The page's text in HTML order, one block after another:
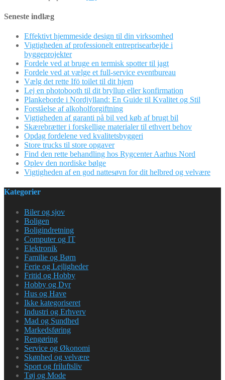
Seneste indlæg
Effektivt hjemmeside design til din virksomhed
Vigtigheden af professionelt entreprisearbejde i
byggeprojekter
Fordele ved at bruge en termisk spotter til jagt
Fordele ved at vælge et full-service eventbureau
Vælg det rette Ifö toilet til dit hjem
Lej en photobooth til dit bryllup eller konfirmation
Plankeborde i Nordjylland: En Guide til Kvalitet og Stil
Forståelse af alkoholforgiftning
Vigtigheden af garanti på bil ved køb af brugt bil
Skærebrætter i forskellige materialer til ethvert behov
Opdag fordelene ved kvalitetsbyggeri
Store trucks til store opgaver
Find den rette behandling hos Rygcenter Aarhus Nord
Oplev den nordiske bølge
Vigtigheden af en god nattesøvn for dit helbred og velvære
Kategorier
Biler og sjov
Boligen
Boligindretning
Computer og IT
Elektronik
Familie og Børn
Ferie og Lejligheder
Fritid og Hobby
Hobby og Dyr
Hus og Have
Ikke kategoriseret
Industri og Erhverv
Mad og Sundhed
Markedsføring
Rengøring
Service og Økonomi
Skønhed og velvære
Sport og friluftsliv
Tøj og Mode